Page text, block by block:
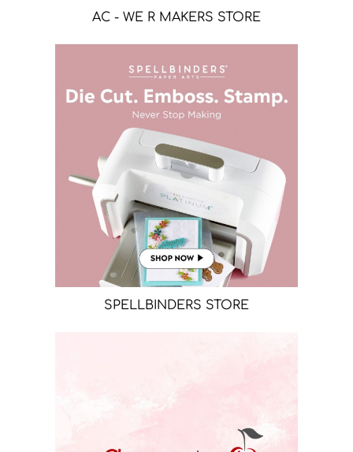
AC - WE R MAKERS STORE
SPELLBINDERS STORE